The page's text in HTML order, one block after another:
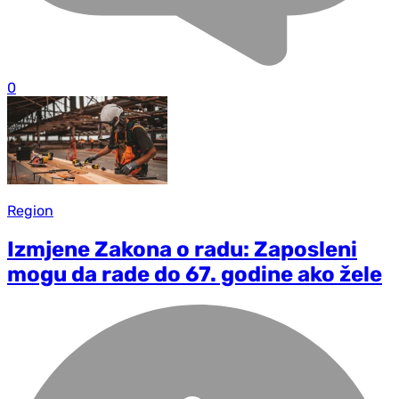
0
Region
Izmjene Zakona o radu: Zaposleni
mogu da rade do 67. godine ako žele